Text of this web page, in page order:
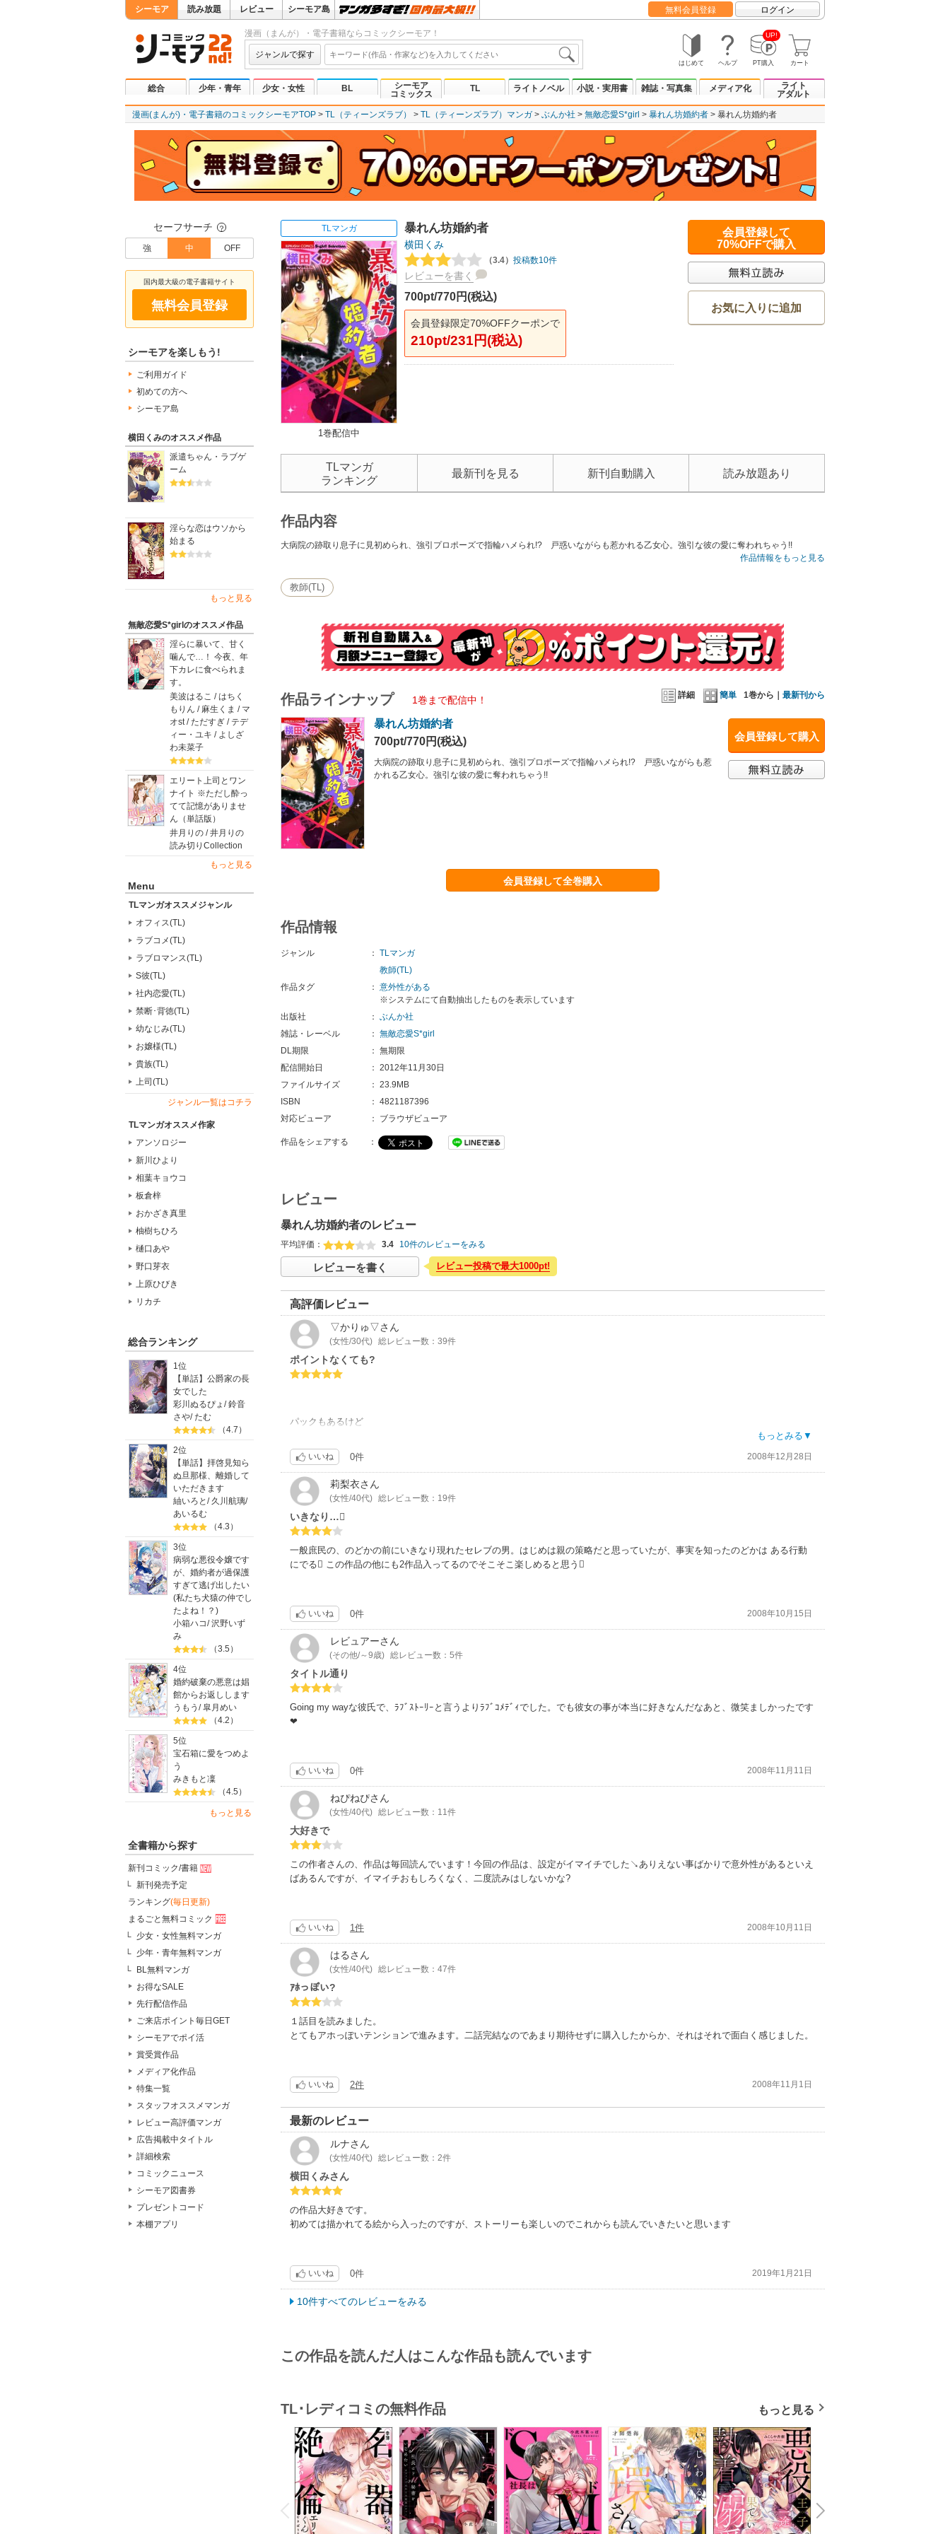
シーモア 読み放題 レビュー シーモア島 無料会員登録 ログイン
漫画（まんが）・電子書籍ならコミックシーモア！
ジャンルで探す
はじめて ヘルプ
UP!
PT購入 カート
総合 少年・青年 少女・女性 BL
シーモア
コミックス
TL ライトノベル 小説・実用書 雑誌・写真集 メディア化
ライト
アダルト
漫画(まんが)・電子書籍のコミックシーモアTOP TL（ティーンズラブ） TL（ティーンズラブ）マンガ ぶんか社 無敵恋愛S*girl 暴れん坊婚約者 暴れん坊婚約者
セーフサーチ ？
強 中 OFF
国内最大級の電子書籍サイト
無料会員登録
シーモアを楽しもう!
ご利用ガイド
初めての方へ
シーモア島
横田くみのオススメ作品
派遣ちゃん・ラブゲ
ーム
淫らな恋はウソから
始まる
もっと見る
無敵恋愛S*girlのオススメ作品
淫らに暴いて、甘く
噛んで…！ 今夜、年
下カレに食べられま
す。
美波はるこ / はちく
もりん / 麻生くま / マ
オst / ただすぎ / テデ
ィー・ユキ / よしざ
わ未菜子
エリート上司とワン
ナイト ※ただし酔っ
てて記憶がありませ
ん（単話版）
井月りの / 井月りの
読み切りCollection
もっと見る
Menu
TLマンガオススメジャンル
オフィス(TL)
ラブコメ(TL)
ラブロマンス(TL)
S彼(TL)
社内恋愛(TL)
禁断･背徳(TL)
幼なじみ(TL)
お嬢様(TL)
貴族(TL)
上司(TL)
ジャンル一覧はコチラ
TLマンガオススメ作家
アンソロジー
新川ひより
相葉キョウコ
板倉梓
おかざき真里
柚樹ちひろ
樋口あや
野口芽衣
上原ひびき
リカチ
総合ランキング
1位
【単話】公爵家の長
女でした
彩川ぬるぴょ /鈴音
さや/たむ
（4.7）
2位
【単話】拝啓見知ら
ぬ旦那様、離婚して
いただきます
紬いろと / 久川航璃/
あいるむ
（4.3）
3位
病弱な悪役令嬢です
が、婚約者が過保護
すぎて逃げ出したい
(私たち犬猿の仲でし
たよね！？)
小箱ハコ/沢野いず
み
（3.5）
4位
婚約破棄の悪意は娼
館からお返しします
うもう /皐月めい
（4.2）
5位
宝石箱に愛をつめよ
う
みきもと凜
（4.5）
もっと見る
全書籍から探す
新刊コミック/書籍
新刊発売予定
ランキング(毎日更新)
まるごと無料コミック
少女・女性無料マンガ
少年・青年無料マンガ
BL無料マンガ
お得なSALE
先行配信作品
ご来店ポイント毎日GET
シーモアでポイ活
賞受賞作品
メディア化作品
特集一覧
スタッフオススメマンガ
レビュー高評価マンガ
広告掲載中タイトル
詳細検索
コミックニュース
シーモア図書券
プレゼントコード
本棚アプリ
TLマンガ
1巻配信中
暴れん坊婚約者
横田くみ
（3.4） 投稿数10件
レビューを書く
700pt/770円(税込)
会員登録限定70%OFFクーポンで
210pt/231円(税込)
会員登録して
70%OFFで購入
お気に入りに追加
TLマンガ
ランキング
最新刊を見る 新刊自動購入 読み放題あり
作品内容
大病院の跡取り息子に見初められ、強引プロポーズで指輪ハメられ!? 戸惑いながらも惹かれる乙女心。強引な彼の愛に奪われちゃう!!
作品情報をもっと見る
教師(TL)
詳細 簡単 1巻から｜ 最新刊から
作品ラインナップ 1巻まで配信中！
会員登録して購入
暴れん坊婚約者
700pt/770円(税込)
大病院の跡取り息子に見初められ、強引プロポーズで指輪ハメられ!? 戸惑いながらも惹
かれる乙女心。強引な彼の愛に奪われちゃう!!
会員登録して全巻購入
作品情報
ジャンル ： TLマンガ
教師(TL)
作品タグ
： 意外性がある
※システムにて自動抽出したものを表示しています
出版社
： ぶんか社
雑誌・レーベル
： 無敵恋愛S*girl
DL期限
： 無期限
配信開始日
： 2012年11月30日
ファイルサイズ
： 23.9MB
ISBN
： 4821187396
対応ビューア
： ブラウザビューア
作品をシェアする ：
レビュー
暴れん坊婚約者のレビュー
平均評価： 3.4 10件のレビューをみる
レビューを書く レビュー投稿で最大1000pt!
高評価レビュー
▽かりゅ▽さん
(女性/30代) 総レビュー数：39件
ポイントなくても?
パックもあるけど
３話だけ購読しました✨
私もこんな体験を
してみたかったり…?笑
とにかく１度読んで
みてください?
もっとみる▼
いいね 0件 2008年12月28日
莉梨衣さん
(女性/40代) 総レビュー数：19件
いきなり…
一般庶民の、のどかの前にいきなり現れたセレブの男。はじめは親の策略だと思っていたが、事実を知ったのどかは ある行動
にでる この作品の他にも2作品入ってるのでそこそこ楽しめると思う
いいね 0件 2008年10月15日
レビュアーさん
(その他/～9歳) 総レビュー数：5件
タイトル通り
Going my wayな彼氏で、ﾗﾌﾞｽﾄｰﾘｰと言うよりﾗﾌﾞｺﾒﾃﾞｨでした。でも彼女の事が本当に好きなんだなあと、微笑ましかったです
❤
いいね 0件 2008年11月11日
ねぴねぴさん
(女性/40代) 総レビュー数：11件
大好きで
この作者さんの、作品は毎回読んでいます！今回の作品は、設定がイマイチでした↘ありえない事ばかりで意外性があるといえ
ばあるんですが、イマイチおもしろくなく、二度読みはしないかな?
いいね 1件 2008年10月11日
はる さん
(女性/40代) 総レビュー数：47件
ｱﾎっぽい?
１話目を読みました。
とてもアホっぽいテンションで進みます。二話完結なのであまり期待せずに購入したからか、それはそれで面白く感じました。
いいね 2件 2008年11月1日
最新のレビュー
ルナさん
(女性/40代) 総レビュー数：2件
横田くみさん
の作品大好きです。
初めては描かれてる絵から入ったのですが、ストーリーも楽しいのでこれからも読んでいきたいと思います
いいね 0件 2019年1月21日
10件すべてのレビューをみる
この作品を読んだ人はこんな作品も読んでいます
TL･レディコミの無料作品 もっと見る
P
r
e
v
i
o
u
s
N
e
x
t